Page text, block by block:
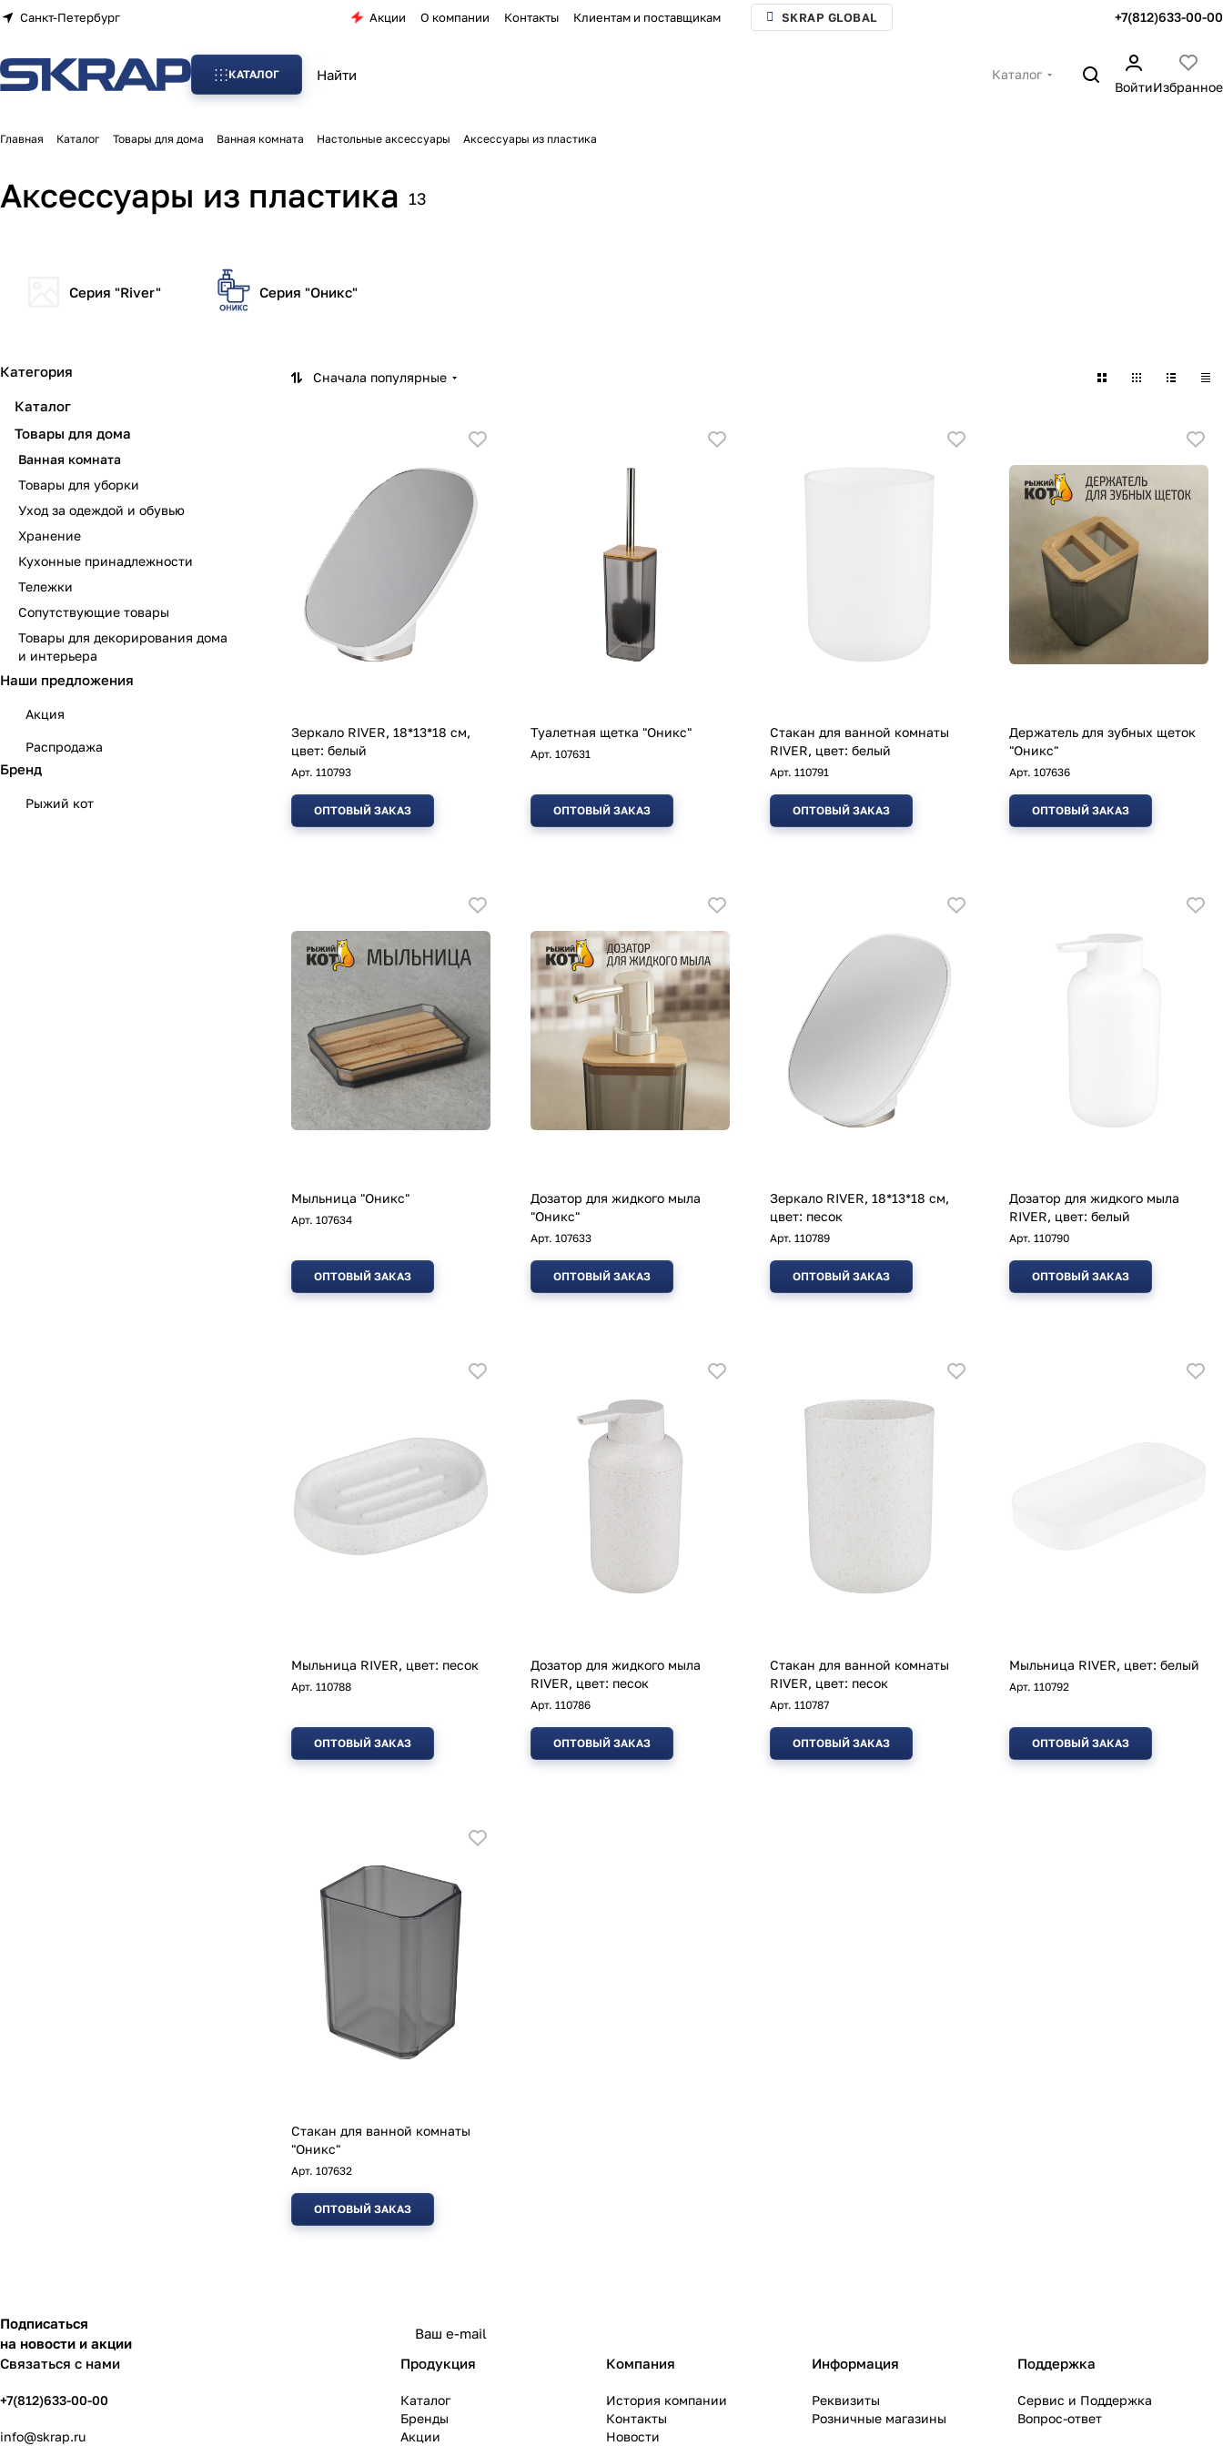
Санкт-Петербург Акции О компании Контакты Клиентам и поставщикам SKRAP GLOBAL +7(812)633-00-00
КАТАЛОГ
Каталог
ВойтиИзбранное
Главная Каталог Товары для дома Ванная комната Настольные аксессуары Аксессуары из пластика
Аксессуары из пластика 13
Серия "River" Серия "Оникс"
Сначала популярные
Зеркало RIVER, 18*13*18 см,
цвет: белый
Арт. 110793
ОПТОВЫЙ ЗАКАЗ
Туалетная щетка "Оникс"
Арт. 107631
ОПТОВЫЙ ЗАКАЗ
Стакан для ванной комнаты
RIVER, цвет: белый
Арт. 110791
ОПТОВЫЙ ЗАКАЗ
Держатель для зубных щеток
"Оникс"
Арт. 107636
ОПТОВЫЙ ЗАКАЗ
Мыльница "Оникс"
Арт. 107634
ОПТОВЫЙ ЗАКАЗ
Дозатор для жидкого мыла
"Оникс"
Арт. 107633
ОПТОВЫЙ ЗАКАЗ
Зеркало RIVER, 18*13*18 см,
цвет: песок
Арт. 110789
ОПТОВЫЙ ЗАКАЗ
Дозатор для жидкого мыла
RIVER, цвет: белый
Арт. 110790
ОПТОВЫЙ ЗАКАЗ
Мыльница RIVER, цвет: песок
Арт. 110788
ОПТОВЫЙ ЗАКАЗ
Дозатор для жидкого мыла
RIVER, цвет: песок
Арт. 110786
ОПТОВЫЙ ЗАКАЗ
Стакан для ванной комнаты
RIVER, цвет: песок
Арт. 110787
ОПТОВЫЙ ЗАКАЗ
Мыльница RIVER, цвет: белый
Арт. 110792
ОПТОВЫЙ ЗАКАЗ
Стакан для ванной комнаты
"Оникс"
Арт. 107632
ОПТОВЫЙ ЗАКАЗ
Категория
Каталог
Товары для дома
Ванная комната
Товары для уборки
Уход за одеждой и обувью
Хранение
Кухонные принадлежности
Тележки
Сопутствующие товары
Товары для декорирования дома
и интерьера
Наши предложения
Акция
Распродажа
Бренд
Рыжий кот
Подписаться
на новости и акции
Связаться с нами
+7(812)633-00-00
info@skrap.ru
Продукция
Каталог
Бренды
Акции
Компания
История компании
Контакты
Новости
Информация
Реквизиты
Розничные магазины
Поддержка
Сервис и Поддержка
Вопрос-ответ